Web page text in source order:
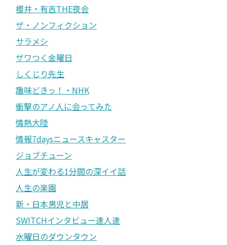
櫻井・有吉THE夜会
ザ・ノンフィクション
サラメシ
ザワつく金曜日
しくじり先生
趣味どきっ！・NHK
衝撃のアノ人に会ってみた
情熱大陸
情報7daysニュースキャスター
ジョブチューン
人生が変わる1分間の深イイ話
人生の楽園
新・日本男児と中居
SWITCHインタビュー達人達
水曜日のダウンタウン